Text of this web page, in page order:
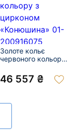
Золоте кольє
червоного кольору
«Конюшина» 01-
200916075
46 557 ₴